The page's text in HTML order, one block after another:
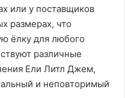
или у поставщиков
размерах, что
ёлку для любого
различные
Ели Литл Джем,
и неповторимый